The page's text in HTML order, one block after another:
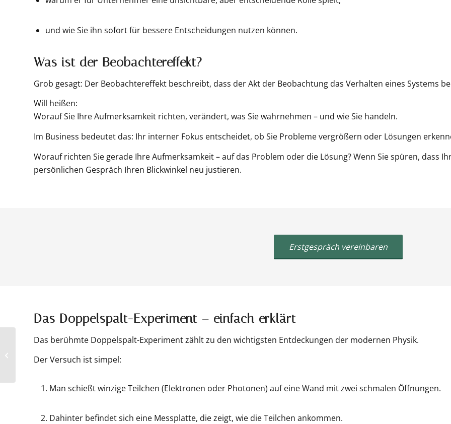
und wie Sie ihn sofort für bessere Entscheidungen nutzen können.
Was ist der Beobachtereffekt?
Grob gesagt: Der Beobachtereffekt beschreibt, dass der Akt der Beobachtung das Verhalten eines Systems
Will heißen:
Worauf Sie Ihre Aufmerksamkeit richten, verändert, was Sie wahrnehmen – und wie Sie handeln.
Im Business bedeutet das: Ihr interner Fokus entscheidet, ob Sie Probleme vergrößern oder Lösungen
Worauf richten Sie gerade Ihre Aufmerksamkeit – auf das Problem oder die Lösung? Wenn Sie spüren, dass
persönlichen Gespräch Ihren Blickwinkel neu justieren.
Erstgespräch vereinbaren
Das Doppelspalt-Experiment – einfach erklärt
Das berühmte Doppelspalt-Experiment zählt zu den wichtigsten Entdeckungen der modernen Physik.
Der Versuch ist simpel:
Man schießt winzige Teilchen (Elektronen oder Photonen) auf eine Wand mit zwei schmalen Öffnungen.
Dahinter befindet sich eine Messplatte, die zeigt, wie die Teilchen ankommen.
Schwer
treffen? So finden